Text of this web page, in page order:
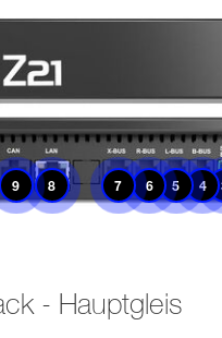
Mehr Info
Mehr Info
4
Mehr Info
5
Mehr Info
6
Mehr Info
7
Mehr Info
8
Info
9
- Hauptgleis